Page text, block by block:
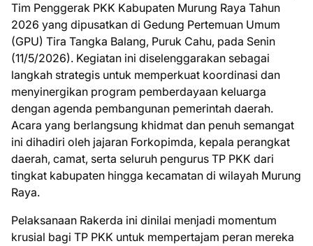
Tim Penggerak PKK Kabupaten Murung Raya Tahun
2026 yang dipusatkan di Gedung Pertemuan Umum
(GPU) Tira Tangka Balang, Puruk Cahu, pada Senin
(11/5/2026). Kegiatan ini diselenggarakan sebagai
langkah strategis untuk memperkuat koordinasi dan
menyinergikan program pemberdayaan keluarga
dengan agenda pembangunan pemerintah daerah.
Acara yang berlangsung khidmat dan penuh semangat
ini dihadiri oleh jajaran Forkopimda, kepala perangkat
daerah, camat, serta seluruh pengurus TP PKK dari
tingkat kabupaten hingga kecamatan di wilayah Murung
Raya.
​Pelaksanaan Rakerda ini dinilai menjadi momentum
krusial bagi TP PKK untuk mempertajam peran mereka